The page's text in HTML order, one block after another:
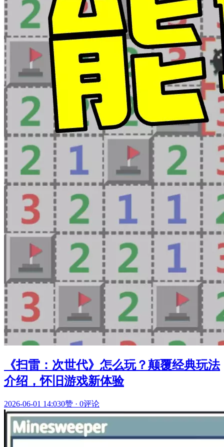
《扫雷：次世代》怎么玩？颠覆经典玩法
介绍，怀旧游戏新体验
2026-06-01 14:030赞 · 0评论